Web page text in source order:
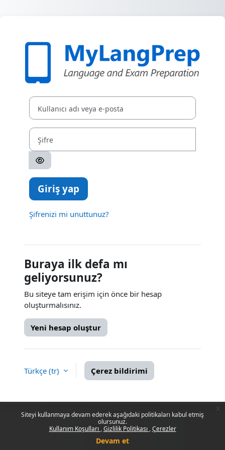
Siteyi kullanmaya devam ederek aşağıdaki politikaları kabul etmiş
olursunuz.
Kullanım Koşulları Gizlilik Politikası Çerezler
Devam et
x
MyLangPrep
Yeni hesap oluşturma adımına geç
Kullanıcı adı veya e-posta
Şifre
Giriş yap
Şifrenizi mi unuttunuz?
Buraya ilk defa mı
geliyorsunuz?
Bu siteye tam erişim için önce bir hesap
oluşturmalısınız.
Yeni hesap oluştur
Türkçe ‎(tr)‎ Çerez bildirimi